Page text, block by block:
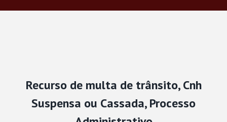
Recurso de multa de trânsito, Cnh
Suspensa ou Cassada, Processo